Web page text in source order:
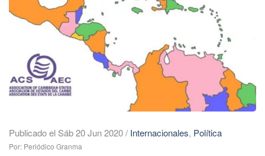
Publicado el Sáb 20 Jun 2020/ Internacionales, Política
Por: Periódico Granma